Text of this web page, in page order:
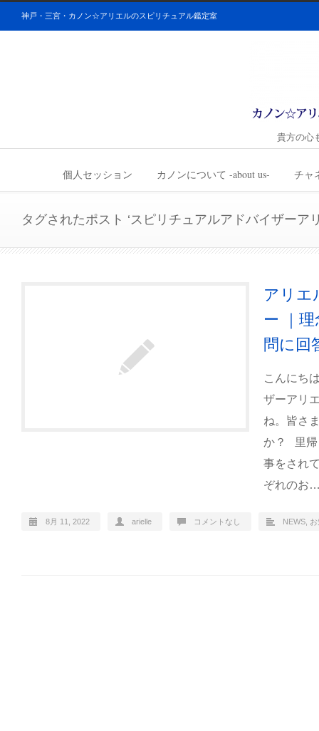
神戸・三宮・カノン☆アリエルのスピリチュアル鑑定室
貴方の心
個人セッション カノンについて -about us- チャ
タグされたポスト ‘スピリチュアルアドバイザーア
アリエ
ー ｜
問に回
こんにち
ザーアリ
ね。皆さ
か？ 里帰
事をされ
ぞれのお
8月 11, 2022 arielle コメントなし NEWS